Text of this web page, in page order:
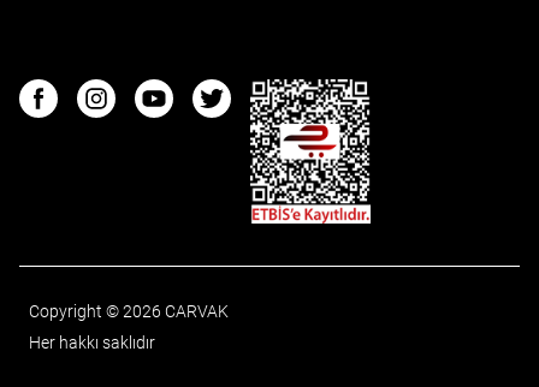
FacebookInstagramYoutubeTwitter
ETBIS
Copyright © 2026 CARVAK
Her hakkı saklıdır